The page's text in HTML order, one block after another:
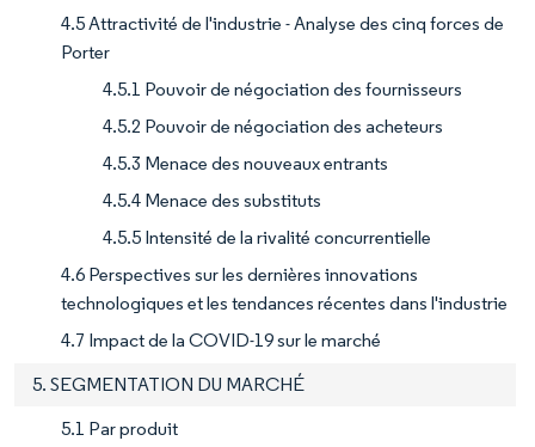
4.5 Attractivité de l'industrie - Analyse des cinq forces de
Porter
4.5.1 Pouvoir de négociation des fournisseurs
4.5.2 Pouvoir de négociation des acheteurs
4.5.3 Menace des nouveaux entrants
4.5.4 Menace des substituts
4.5.5 Intensité de la rivalité concurrentielle
4.6 Perspectives sur les dernières innovations
technologiques et les tendances récentes dans l'industrie
4.7 Impact de la COVID-19 sur le marché
5. SEGMENTATION DU MARCHÉ
5.1 Par produit